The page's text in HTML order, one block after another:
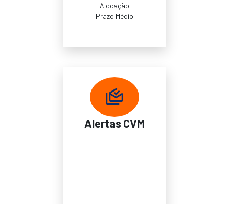
Alocação
Prazo Médio
Alertas CVM